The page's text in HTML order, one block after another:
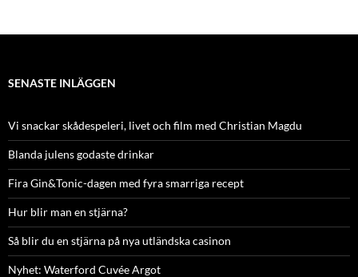
SENASTE INLÄGGEN
Vi snackar skådespeleri, livet och film med Christian Magdu
Blanda julens godaste drinkar
Fira Gin&Tonic-dagen med fyra smarriga recept
Hur blir man en stjärna?
Så blir du en stjärna på nya utländska casinon
Nyhet: Waterford Cuvée Argot